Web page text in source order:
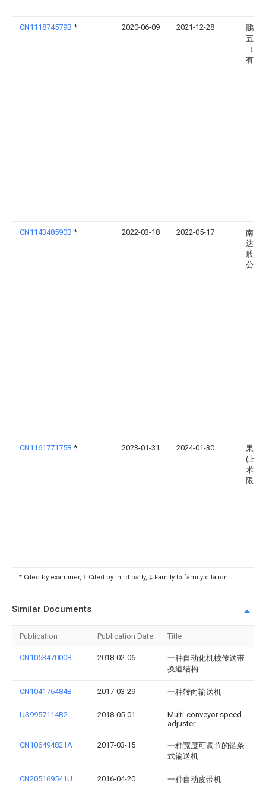
CN111874579B * 2020-06-09 2021-12-28
鹏飞
五金
（无
有限
CN114348590B * 2022-03-18 2022-05-17
南通
达新
股份
公司
CN116177175B * 2023-01-31 2024-01-30
果栗
(上海
术股
限公
* Cited by examiner, † Cited by third party, ‡ Family to family citation
Similar Documents
Publication Publication Date Title
CN105347000B 2018-02-06
一种自动化机械传送带
换道结构
CN104176484B 2017-03-29 一种转向输送机
US9957114B2 2018-05-01
Multi-conveyor speed
adjuster
CN106494821A 2017-03-15
一种宽度可调节的链条
式输送机
CN205169541U 2016-04-20 一种自动皮带机